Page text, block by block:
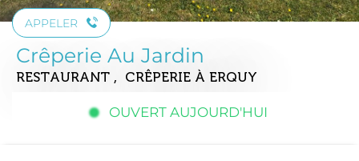
APPELER
Crêperie Au Jardin
RESTAURANT , CRÊPERIE À ERQUY
OUVERT AUJOURD'HUI